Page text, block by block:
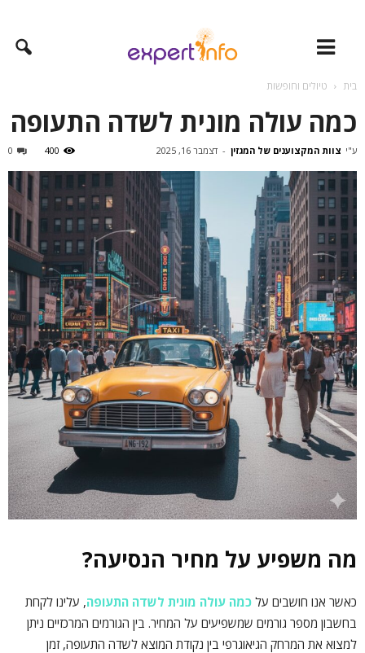
בית טיולים וחופשות
כמה עולה מונית לשדה התעופה
ע"י צוות המקצוענים של המגזין - דצמבר 16, 2025 0 400
מה משפיע על מחיר הנסיעה?
כאשר אנו חושבים על כמה עולה מונית לשדה התעופה, עלינו לקחת
בחשבון מספר גורמים שמשפיעים על המחיר. בין הגורמים המרכזיים ניתן
למצוא את המרחק הגיאוגרפי בין נקודת המוצא לשדה התעופה, זמן